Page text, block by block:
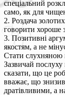
спеціальний
само, як для
2. Роздача
говорити хороше
3. Позитивні
якостям, а не
Стати
Зазвичай
сказати, що це
вважає, що
дратівливими, а